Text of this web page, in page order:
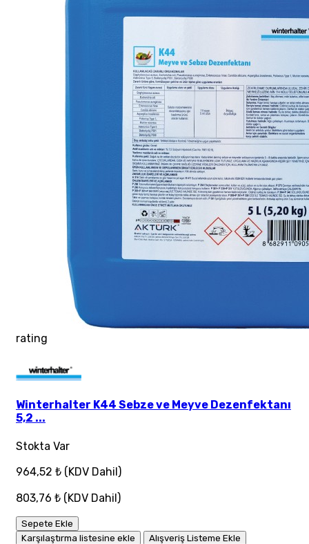
rating
Winterhalter K44 Sebze ve Meyve Dezenfektanı
5,2 ...
Stokta Var
964,52 ₺ (KDV Dahil)
803,76 ₺ (KDV Dahil)
Sepete Ekle
Karşılaştırma listesine ekle
Alışveriş Listeme Ekle